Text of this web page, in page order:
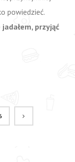
powiedzieć.
przyjąć